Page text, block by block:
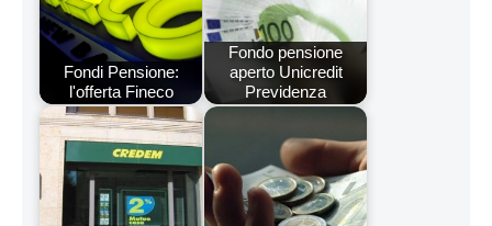
Fondi Pensione:
l'offerta Fineco
Fondo pensione
aperto Unicredit
Previdenza